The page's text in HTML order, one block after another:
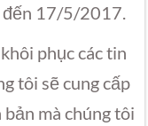
17/5/2017.
phục các tin
tôi sẽ cung cấp
bản mà chúng tôi